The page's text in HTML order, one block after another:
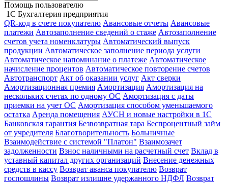
Помощь пользователю
1С Бухгалтерия предприятия
QR-код в счете покупателю Авансовые отчеты Авансовые
платежи Автозаполнение сведений о стаже Автозаполнение
счетов учета номенклатуры Автоматический выпуск
продукции Автоматическое заполнение периода услуги
Автоматическое напоминание о платеже Автоматическое
начисление процентов Автоматическое повторение счетов
Автотранспорт Акт об оказании услуг Акт сверки
Амортизационная премия Амортизация Амортизация на
нескольких счетах по одному ОС Амортизация с даты
приемки на учет ОС Амортизация способом уменьшаемого
остатка Аренда помещения АУСН и новые настройки в 1С
Банковская гарантия Безвозвратная тара Беспроцентный займ
от учредителя Благотворительность Больничные
Взаимодействие с системой "Платон" Взаимозачет
задолженности Взнос наличными на расчетный счет Вклад в
уставный капитал других организаций Внесение денежных
средств в кассу Возврат аванса покупателю Возврат
госпошлины Возврат излишне удержанного НДФЛ Возврат